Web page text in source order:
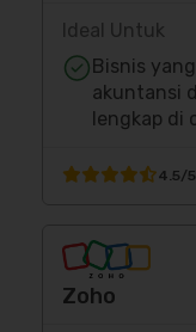
Ideal Untuk
Bisnis
akuntansi
lengkap di
4.5/5
Zoho